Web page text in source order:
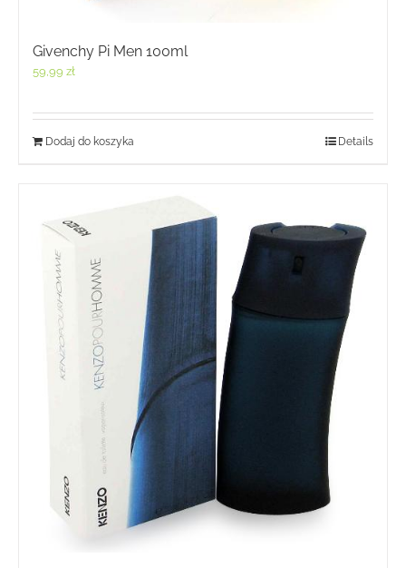
Givenchy Pi Men 100ml
59,99 zł
Dodaj do koszyka Details